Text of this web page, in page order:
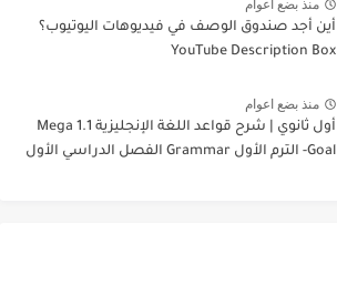
منذ بضع اعوام
أين أجد صندوق الوصف في فيديوهات اليوتيوب؟
YouTube Description Box
منذ بضع اعوام
أول ثانوي | شرح قواعد اللغة الإنجليزية 1.1 Mega
Goal- الترم الأول Grammar الفصل الدراسي الأول